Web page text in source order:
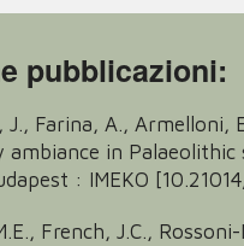
pubblicazioni:
J., Farina, A.,
ambiance in
: IMEKO
French, J.C.,